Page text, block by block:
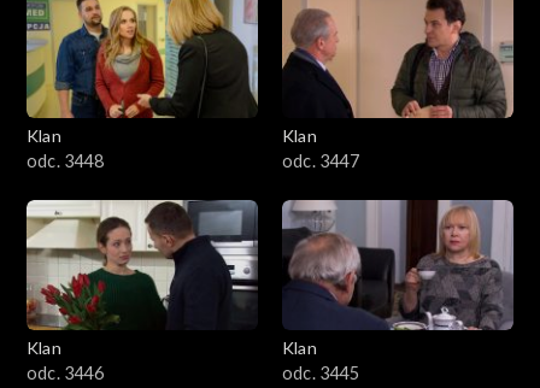
Klan
odc. 3448
Klan
odc. 3447
Klan
odc. 3446
Klan
odc. 3445